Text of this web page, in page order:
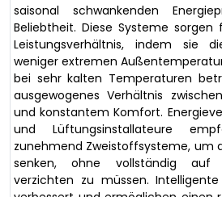
saisonal schwankenden
Beliebtheit. Diese Systeme sorgen
Leistungsverhältnis, indem sie
weniger extremen
bei sehr kalten Temperaturen
ausgewogenes Verhältnis
und konstantem Komfort.
und Lüftungsinstallateure
zunehmend Zweistoffsysteme, um
senken, ohne vollständig auf
verzichten zu müssen.